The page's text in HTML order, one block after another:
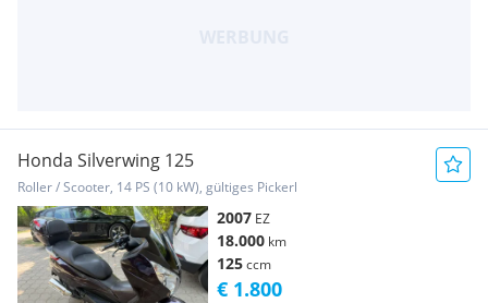
Honda Silverwing 125
Roller / Scooter, 14 PS (10 kW), gültiges Pickerl
2007 EZ
18.000 km
125ccm
€ 1.800